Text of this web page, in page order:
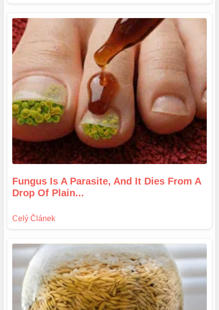
Fungus Is A Parasite, And It Dies From A
Drop Of Plain...